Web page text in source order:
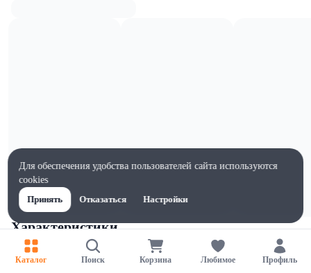
Характеристики
Ширина, мм
195
Каталог Поиск Корзина Любимое Профиль
Для обеспечения удобства пользователей сайта используются
cookies
Принять
Отказаться Настройки